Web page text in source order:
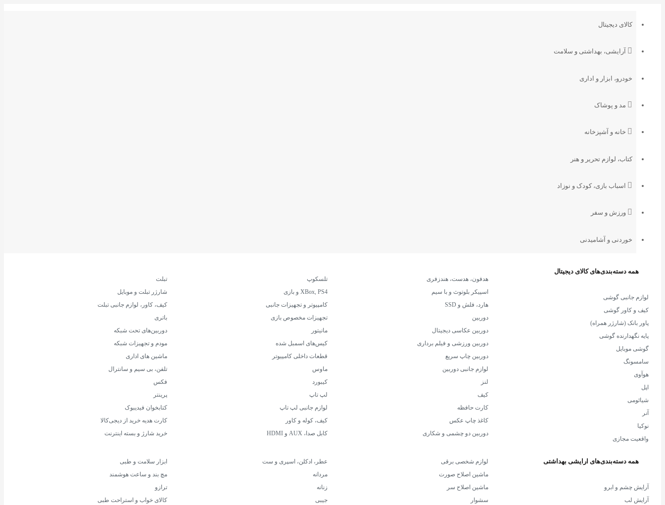
کالای دیجیتال
آرایشی، بهداشتی و سلامت
خودرو، ابزار و اداری
مد و پوشاک
خانه و آشپزخانه
کتاب، لوازم تحریر و هنر
اسباب بازی، کودک و نوزاد
ورزش و سفر
خوردنی و آشامیدنی
همه دسته‌بندی‌های کالای دیجیتال
لوازم جانبی گوشی
کیف و کاور گوشی
پاور بانک (شارژر همراه)
پایه نگهدارنده گوشی
گوشی موبایل
سامسونگ
هوآوی
اپل
شیائومی
آنر
نوکیا
واقعیت مجازی
هدفون، هدست، هندزفری
اسپیکر بلوتوث و با سیم
هارد، فلش و SSD
دوربین
دوربین عکاسی دیجیتال
دوربین‌ ورزشی و فیلم برداری
دوربین‌ چاپ سریع
لوازم جانبی دوربین
لنز
کیف
کارت حافظه
کاغذ چاپ عکس
دوربین دو چشمی و شکاری
تلسکوپ
XBox, PS4 و بازی
کامپیوتر و تجهیزات جانبی
تجهیزات مخصوص بازی
مانیتور
کیس‌های اسمبل شده
قطعات داخلی کامپیوتر
ماوس
کیبورد
لپ تاپ
لوازم جانبی لپ تاپ
کیف، کوله و کاور
کابل‌ صدا، AUX و HDMI
تبلت
شارژر تبلت و موبایل
کیف، کاور، لوازم جانبی تبلت
باتری
دوربین‌های تحت شبکه
مودم و تجهیزات شبکه
ماشین های اداری
تلفن، بی سیم و سانترال
فکس
پرینتر
کتابخوان فیدیبوک
کارت هدیه خرید از دیجی‌کالا
خرید شارژ و بسته اینترنت
همه دسته‌بندی‌های ارایشی بهداشتی
آرایش چشم و ابرو
آرایش لب
لوازم شخصی برقی
ماشین اصلاح صورت
ماشین اصلاح سر
سشوار
عطر، ادکلن، اسپری و ست
مردانه
زنانه
جیبی
ابزار سلامت و طبی
مچ بند و ساعت هوشمند
ترازو
کالای خواب و استراحت طبی